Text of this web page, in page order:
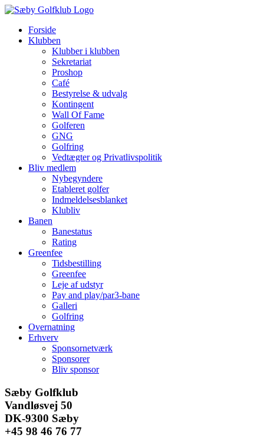
Skip
contentForside
Klubben
Klubber i klubben
Sekretariat
Proshop
Café
Bestyrelse & udvalg
Kontingent
Wall Of Fame
Golferen
GNG
Golfring
Vedtægter og Privatlivspolitik
Bliv medlem
Nybegyndere
Etableret golfer
Indmeldelsesblanket
Klubliv
Banen
Banestatus
Rating
Greenfee
Tidsbestilling
Greenfee
Leje af udstyr
Pay and play/par3-bane
Galleri
Golfring
Overnatning
Erhverv
Sponsornetværk
Sponsorer
Bliv sponsor
Facebook
Instagram
E-
mail
Sæby Golfklub
Vandløsvej 50
DK-9300 Sæby
+45 98 46 76 77